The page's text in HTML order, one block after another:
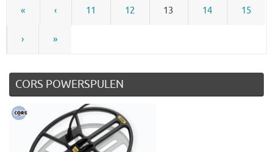
« ‹ 11 12 13 14 15
› »
CORS POWERSPULEN